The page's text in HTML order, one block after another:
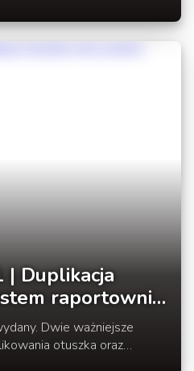
| Duplikacja
raportownia
Dwie ważniejsze
otuszka oraz